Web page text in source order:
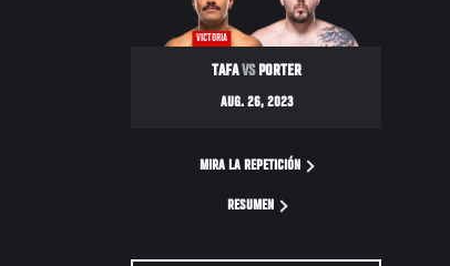
VICTORIA
TAFAVSPORTER
AUG. 26, 2023
MIRA LA REPETICIÓN
RESUMEN